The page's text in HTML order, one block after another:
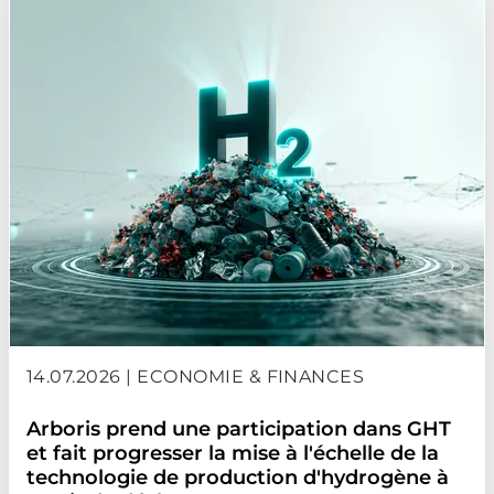
14.07.2026 | ECONOMIE & FINANCES
Arboris prend une participation dans GHT
et fait progresser la mise à l'échelle de la
technologie de production d'hydrogène à